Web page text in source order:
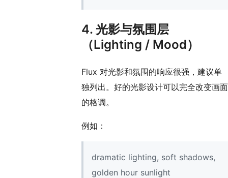
4. 光影与氛围层
（Lighting / Mood）
Flux 对光影和氛围的响应很强，建议单
独列出。好的光影设计可以完全改变画面
的格调。
例如：
dramatic lighting, soft shadows,
golden hour sunlight